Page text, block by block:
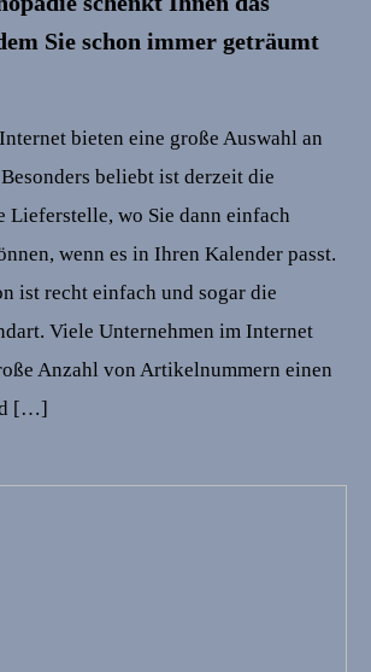
Sie schon immer geträumt
bieten eine große Auswahl an
beliebt ist derzeit die
Lieferstelle, wo Sie dann einfach
wenn es in Ihren Kalender passt.
ist recht einfach und sogar die
Viele Unternehmen im Internet
Anzahl von Artikelnummern einen
[…]